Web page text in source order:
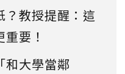
？教授提醒：這
要！
和大學當鄰